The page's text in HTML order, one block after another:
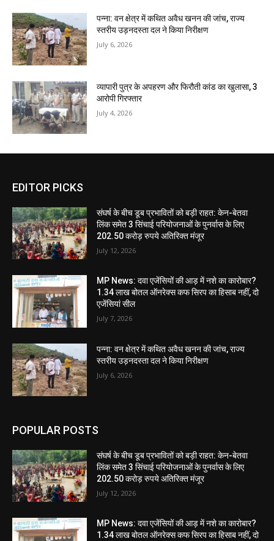
पन्ना: वन क्षेत्र में कथित अवैध खनन की जांच, राज्य
स्तरीय उड़नदस्ता दल ने किया निरीक्षण
July 6, 2026
व्यापारी पुत्र के अपहरण और फिरौती कांड का खुलासा, 3
आरोपी गिरफ्तार
July 4, 2026
EDITOR PICKS
संघर्ष के बीच डूब प्रभावितों को बड़ी राहत: केन-बेतवा
लिंक समेत 3 सिंचाई परियोजनाओं के पुनर्वास के लिए
202.50 करोड़ रुपये अतिरिक्त मंजूर
July 12, 2026
MP News: दवा एजेंसियों की आड़ में नशे का कारोबार?
1.34 लाख बोतल ऑनरेक्स कफ सिरप का हिसाब नहीं, दो
एजेंसियां सील
July 7, 2026
पन्ना: वन क्षेत्र में कथित अवैध खनन की जांच, राज्य
स्तरीय उड़नदस्ता दल ने किया निरीक्षण
July 6, 2026
POPULAR POSTS
संघर्ष के बीच डूब प्रभावितों को बड़ी राहत: केन-बेतवा
लिंक समेत 3 सिंचाई परियोजनाओं के पुनर्वास के लिए
202.50 करोड़ रुपये अतिरिक्त मंजूर
July 12, 2026
MP News: दवा एजेंसियों की आड़ में नशे का कारोबार?
1.34 लाख बोतल ऑनरेक्स कफ सिरप का हिसाब नहीं, दो